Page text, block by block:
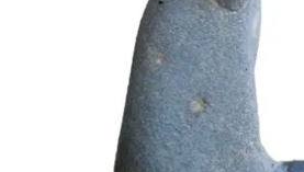
Chất lượng cuộc sống
Học trực tuyến
Hitech Công nghệ tương lai
Giao lưu trực tuyến